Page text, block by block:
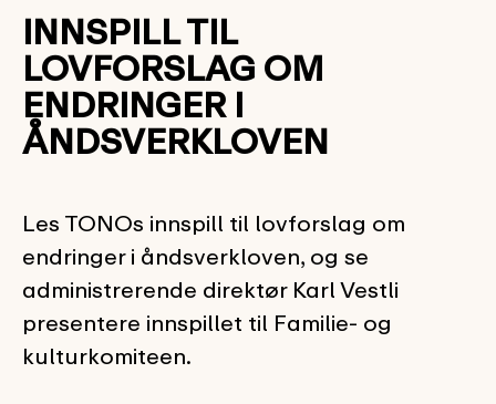
INNSPILL TIL
LOVFORSLAG OM
ENDRINGER I
ÅNDSVERKLOVEN
Les TONOs innspill til lovforslag om
endringer i åndsverkloven, og se
administrerende direktør Karl Vestli
presentere innspillet til Familie- og
kulturkomiteen.